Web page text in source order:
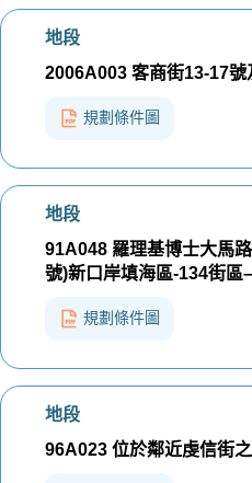
地段
2006A003 客商街13-17號
規劃條件圖
地段
91A048 羅理基博士大馬
號)新口岸填海區-134街區
規劃條件圖
地段
96A023 位於鄰近虔信街